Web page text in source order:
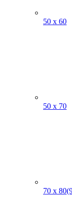
50 x 60
50 x 70
70 x